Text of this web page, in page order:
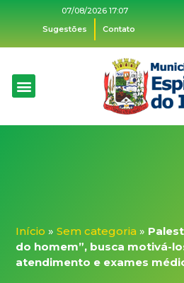
07/08/2026 17:07
Sugestões
Contato
Início »Sem categoria »
do homem”, busca motivá-
atendimento e exames